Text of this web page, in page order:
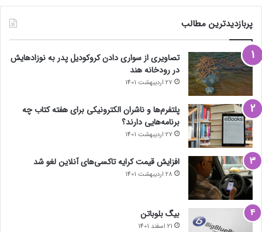
پربازدیدترین مطالب
تصاویری از سواری دادن کروکودیل پدر به نوزادهایش
در رودخانه هند
27 اردیبهشت 1401
پلتفرم‌ها و ناشران الکترونیکی برای هفته کتاب چه
برنامه‌هایی دارند؟
27 اردیبهشت 1401
افزایش قیمت کرایه تاکسی‌های آنلاین لغو شد
28 اردیبهشت 1401
بیگ بلوباتن
21 اسفند 1401